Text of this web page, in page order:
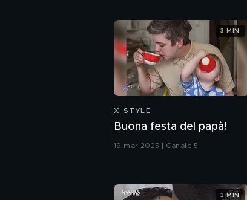
X-STYLE
Buona festa del papà!
19 mar 2025 | Canale 5
3 MIN
3 MIN